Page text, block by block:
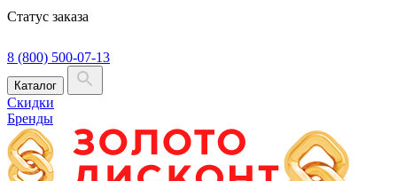
Статус заказа
8 (800) 500-07-13
Каталог
Скидки
Бренды